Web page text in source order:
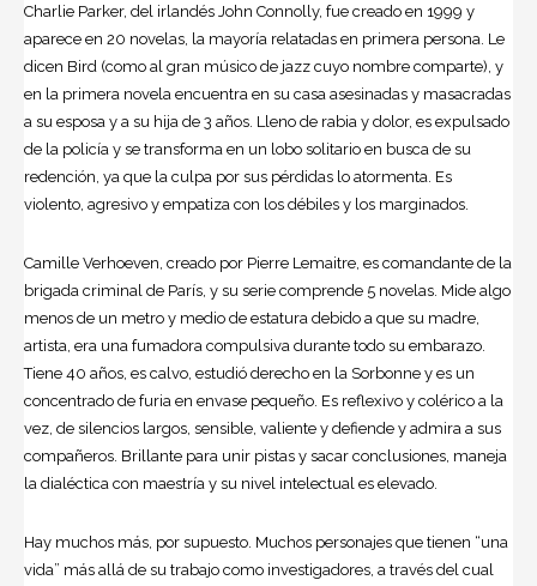
Charlie Parker, del irlandés John Connolly, fue creado en 1999 y
aparece en 20 novelas, la mayoría relatadas en primera persona. Le
dicen Bird (como al gran músico de jazz cuyo nombre comparte), y
en la primera novela encuentra en su casa asesinadas y masacradas
a su esposa y a su hija de 3 años. Lleno de rabia y dolor, es expulsado
de la policía y se transforma en un lobo solitario en busca de su
redención, ya que la culpa por sus pérdidas lo atormenta. Es
violento, agresivo y empatiza con los débiles y los marginados.
Camille Verhoeven, creado por Pierre Lemaitre, es comandante de la
brigada criminal de París, y su serie comprende 5 novelas. Mide algo
menos de un metro y medio de estatura debido a que su madre,
artista, era una fumadora compulsiva durante todo su embarazo.
Tiene 40 años, es calvo, estudió derecho en la Sorbonne y es un
concentrado de furia en envase pequeño. Es reflexivo y colérico a la
vez, de silencios largos, sensible, valiente y defiende y admira a sus
compañeros. Brillante para unir pistas y sacar conclusiones, maneja
la dialéctica con maestría y su nivel intelectual es elevado.
Hay muchos más, por supuesto. Muchos personajes que tienen “una
vida” más allá de su trabajo como investigadores, a través del cual